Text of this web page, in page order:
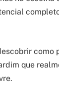
como
que